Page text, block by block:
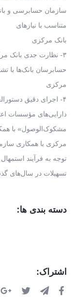
سازمان حسابرسی و
متناسب با نیازهای
بانک مرکزی
۳- نظارت جدی بانک مرکزی بر عملکرد
حسابرسان بانک‌ها با
مرکزی
۴- اجرای دقیق دستورالعمل «طبقه‌بندی
دارایی‌های مؤسسات
مشکوک‌الوصول» با
مرکزی با همکاری
توجه به فرآیند استمهال
تسهیلات در سال‌های
دسته بندی ها:
اشتراک: